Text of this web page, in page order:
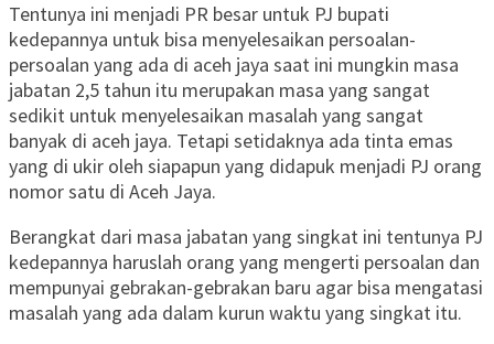
Tentunya ini menjadi PR besar untuk PJ bupati
kedepannya untuk bisa menyelesaikan persoalan-
persoalan yang ada di aceh jaya saat ini mungkin masa
jabatan 2,5 tahun itu merupakan masa yang sangat
sedikit untuk menyelesaikan masalah yang sangat
banyak di aceh jaya. Tetapi setidaknya ada tinta emas
yang di ukir oleh siapapun yang didapuk menjadi PJ orang
nomor satu di Aceh Jaya.
Berangkat dari masa jabatan yang singkat ini tentunya PJ
kedepannya haruslah orang yang mengerti persoalan dan
mempunyai gebrakan-gebrakan baru agar bisa mengatasi
masalah yang ada dalam kurun waktu yang singkat itu.